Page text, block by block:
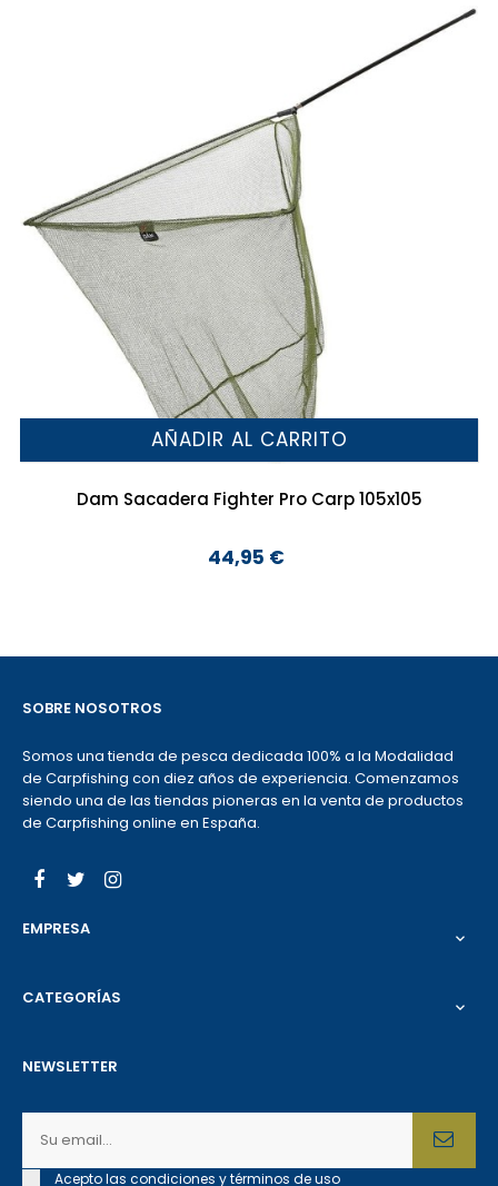
AÑADIR AL CARRITO
Dam Sacadera Fighter Pro Carp 105x105
Precio
44,95 €
›
SOBRE NOSOTROS
Somos una tienda de pesca dedicada 100% a la Modalidad
de Carpfishing con diez años de experiencia. Comenzamos
siendo una de las tiendas pioneras en la venta de productos
de Carpfishing online en España.
Facebook
Twitter
EMPRESA 
CATEGORÍAS 
NEWSLETTER
Acepto las condiciones y términos de uso